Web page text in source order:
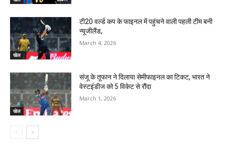
खेल
टी20 वर्ल्ड कप के फाइनल में पहुंचने वाली पहली टीम बनी
न्यूजीलैंड,
March 4, 2026
खेल
संजू के तूफान ने दिलाया सेमीफाइनल का टिकट, भारत ने
वेस्टइंडीज को 5 विकेट से रौंदा
March 1, 2026